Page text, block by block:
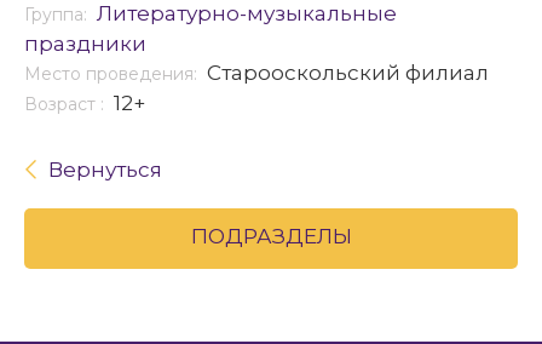
Группа: Литературно-музыкальные
праздники
Место проведения: Старооскольский филиал
Возраст : 12+
Вернуться
ПОДРАЗДЕЛЫ